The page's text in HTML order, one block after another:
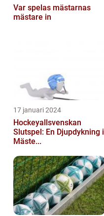
Var spelas mästarnas
mästare in
17 januari 2024
Hockeyallsvenskan
Slutspel: En Djupdykning i
Mäste...